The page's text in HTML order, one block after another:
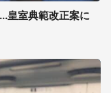
皇室典範改正案に